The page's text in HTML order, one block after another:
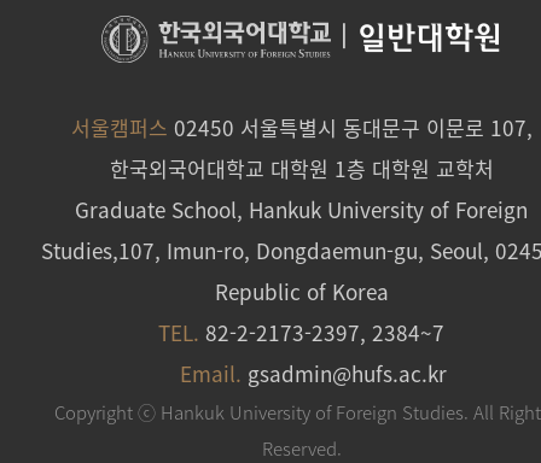
일반대학원
서울캠퍼스 02450 서울특별시 동대문구 이문로 107,
한국외국어대학교 대학원 1층 대학원 교학처
Graduate School, Hankuk University of Foreign
Studies,107, Imun-ro, Dongdaemun-gu, Seoul,
Republic of Korea
TEL. 82-2-2173-2397, 2384~7
Email. gsadmin@hufs.ac.kr
Copyright ⓒ Hankuk University of Foreign Studies. All
Reserved.